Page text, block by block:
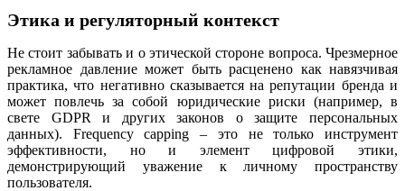
Этика и регуляторный контекст
Не стоит забывать и о этической стороне вопроса. Чрезмерное
рекламное давление может быть расценено как навязчивая
практика, что негативно сказывается на репутации бренда и
может повлечь за собой юридические риски (например, в
свете GDPR и других законов о защите персональных
данных). Frequency capping – это не только инструмент
эффективности, но и элемент цифровой этики,
демонстрирующий уважение к личному пространству
пользователя.